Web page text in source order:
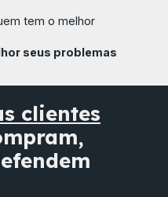
tem o melhor
seus problemas
clientes